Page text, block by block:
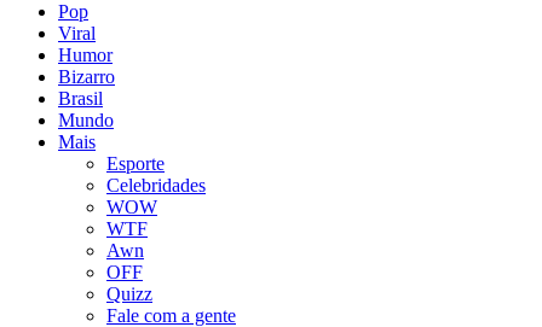
Pop
Viral
Humor
Bizarro
Brasil
Mundo
Mais
Esporte
Celebridades
WOW
WTF
Awn
OFF
Quizz
Fale com a gente